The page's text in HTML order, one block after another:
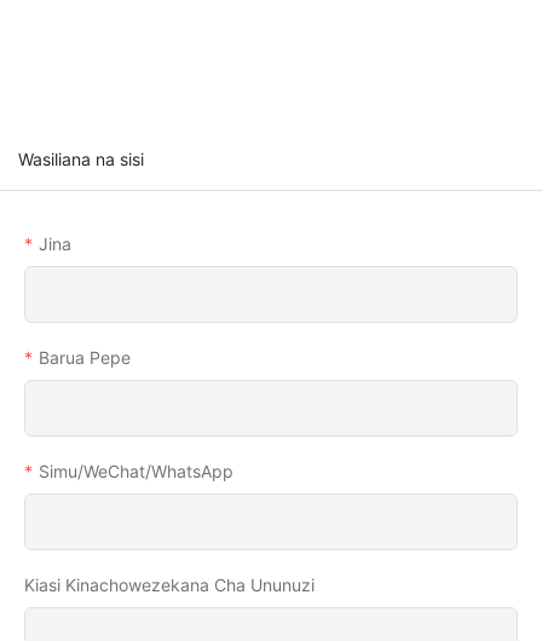
Wasiliana na sisi
Jina
Barua Pepe
Simu/WeChat/WhatsApp
Kiasi Kinachowezekana Cha Ununuzi